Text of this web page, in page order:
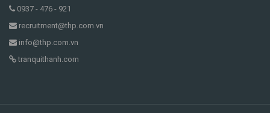
0937 - 476 - 921
recruitment@thp.com.vn
info@thp.com.vn
tranquithanh.com